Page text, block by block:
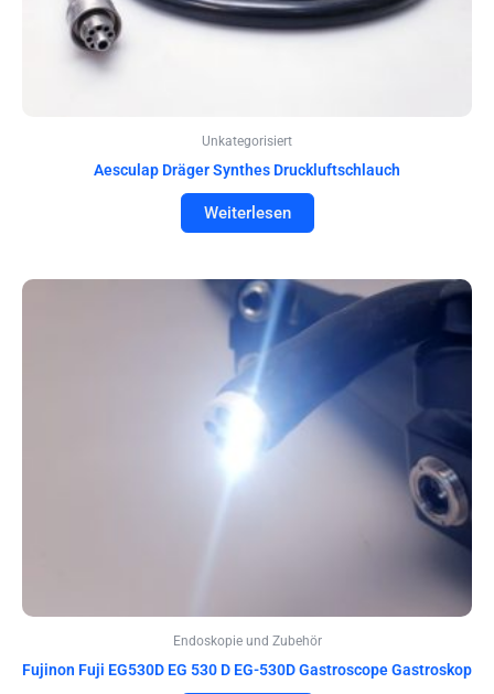
Unkategorisiert
Aesculap Dräger Synthes Druckluftschlauch
Weiterlesen
Endoskopie und Zubehör
Fujinon Fuji EG530D EG 530 D EG-530D Gastroscope Gastroskop